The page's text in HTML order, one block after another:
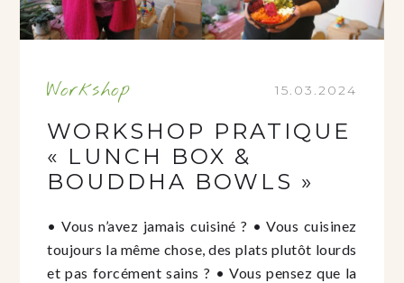
Workshop 15.03.2024
WORKSHOP PRATIQUE
« LUNCH BOX &
BOUDDHA BOWLS »
• Vous n’avez jamais cuisiné ? • Vous cuisinez
toujours la même chose, des plats plutôt lourds
et pas forcément sains ? • Vous pensez que la